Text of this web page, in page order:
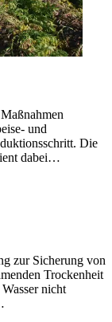
und
Die
dabei…
zur Sicherung von
Trockenheit
nicht